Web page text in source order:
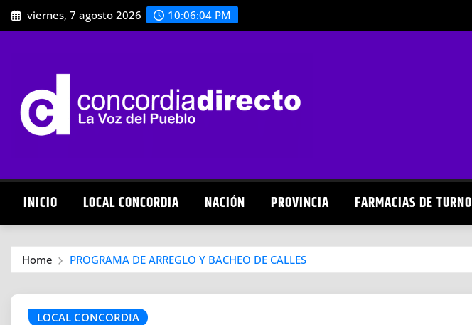
Skip
to
viernes, 7 agosto 2026 10:06:06 PM
INICIO LOCAL CONCORDIA NACIÓN PROVINCIA FARMACIAS DE TURNO
Home PROGRAMA DE ARREGLO Y BACHEO DE CALLES
LOCAL CONCORDIA